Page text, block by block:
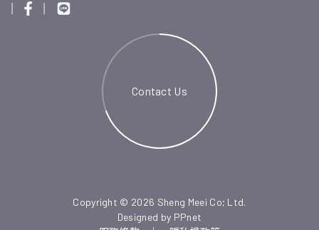
Contact Us
Copyright © 2026 Sheng Meei Co; Ltd.
Designed by PPnet